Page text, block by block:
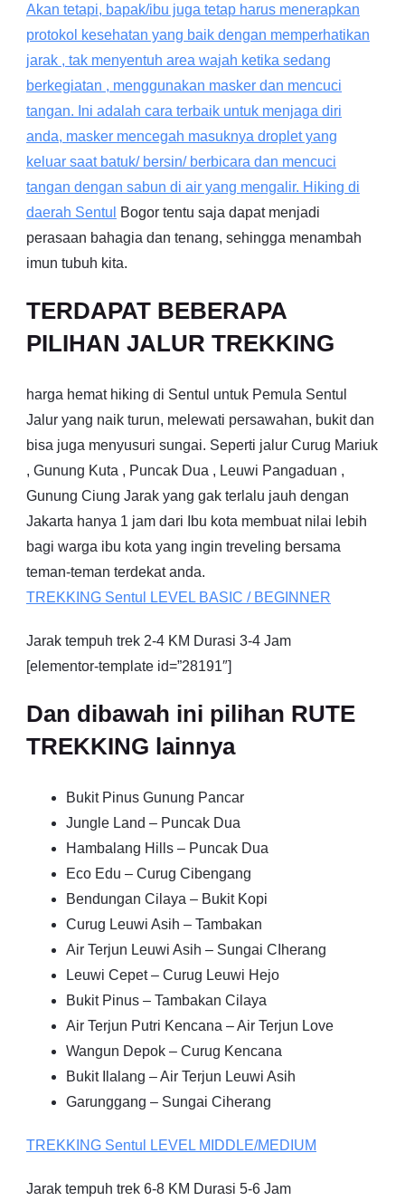
Akan tetapi, bapak/ibu juga tetap harus menerapkan
protokol kesehatan yang baik dengan memperhatikan
jarak , tak menyentuh area wajah ketika sedang
berkegiatan , menggunakan masker dan mencuci
tangan. Ini adalah cara terbaik untuk menjaga diri
anda, masker mencegah masuknya droplet yang
keluar saat batuk/ bersin/ berbicara dan mencuci
tangan dengan sabun di air yang mengalir. Hiking di
daerah Sentul
Bogor tentu saja dapat menjadi
perasaan bahagia dan tenang, sehingga menambah
imun tubuh kita.
TERDAPAT BEBERAPA
PILIHAN JALUR TREKKING
harga hemat hiking di Sentul untuk Pemula Sentul
Jalur yang naik turun, melewati persawahan, bukit dan
bisa juga menyusuri sungai. Seperti jalur Curug Mariuk
, Gunung Kuta , Puncak Dua , Leuwi Pangaduan ,
Gunung Ciung Jarak yang gak terlalu jauh dengan
Jakarta hanya 1 jam dari Ibu kota membuat nilai lebih
bagi warga ibu kota yang ingin treveling bersama
teman-teman terdekat anda.
TREKKING Sentul LEVEL BASIC / BEGINNER
Jarak tempuh trek 2-4 KM Durasi 3-4 Jam
[elementor-template id=”28191″]
Dan dibawah ini pilihan RUTE
TREKKING lainnya
Bukit Pinus Gunung Pancar
Jungle Land – Puncak Dua
Hambalang Hills – Puncak Dua
Eco Edu – Curug Cibengang
Bendungan Cilaya – Bukit Kopi
Curug Leuwi Asih – Tambakan
Air Terjun Leuwi Asih – Sungai CIherang
Leuwi Cepet – Curug Leuwi Hejo
Bukit Pinus – Tambakan Cilaya
Air Terjun Putri Kencana – Air Terjun Love
Wangun Depok – Curug Kencana
Bukit Ilalang – Air Terjun Leuwi Asih
Garunggang – Sungai Ciherang
TREKKING Sentul LEVEL MIDDLE/MEDIUM
Jarak tempuh trek 6-8 KM Durasi 5-6 Jam